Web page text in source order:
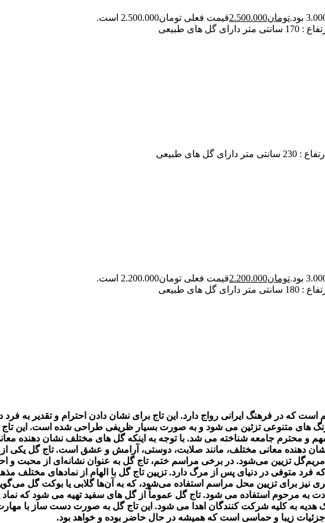
تومان2.500.000قیمت فعلی تومان2.500.000 است.
طبیعی
طبیعی
تومان2.200.000قیمت فعلی تومان2.200.000 است.
طبیعی
که در فرهنگ ایرانی رواج دارد. این تاج برای نشان دادن احترام و تقدیر به
رنگ های متنوعی تزئین می شود و به صورت بسیار ظریفی طراحی شده است. این
و محترم جامعه شناخته می شد. با توجه به اینکه گل های مختلف نشان دهنده
دهنده معانی مختلف، مانند صلابت، دوستی، آرامش و عشق است. تاج گل یکی
تزیین می‌شود. در برخی مراسم ختم، تاج گل به عنوان نشانه‌ای از محبت و
فرد متوفی در دنیای پس از مرگ دارد. تزیین تاج گل با الهام از نمادهای
نیز برای تزیین محل مراسم استفاده می‌شود، که به آن‌ها گلابی یا بوکت گل
به مرحوم استفاده می شود. تاج گل عموماً از گل های سفید تهیه می شود که
هدیه به کلیه شرکت کنندگان اهدا می شود. این تاج گل به صورت دست ساز با
زیبا و حماسی است که همیشه در حال حاضر بوده و خواهد بود.